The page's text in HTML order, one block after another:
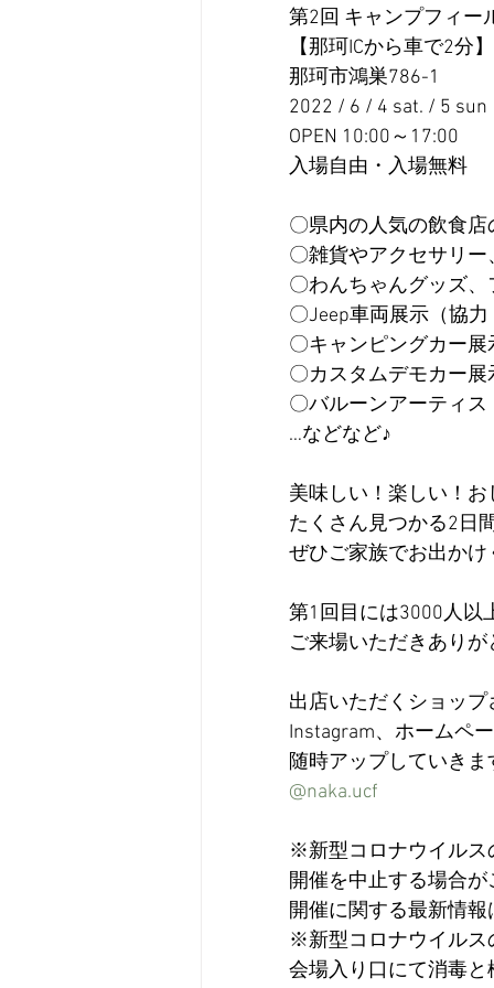
第2回 キャンプフィー
【那珂ICから車で2分
那珂市鴻巣786-1
2022 / 6 / 4 sat. / 5 sun
OPEN 10:00～17:00
入場自由・入場無料
〇県内の人気の飲食
〇雑貨やアクセサリ
〇わんちゃんグッズ
〇Jeep車両展示（協
〇キャンピングカー展
〇カスタムデモカー展
〇バルーンアーティ
…などなど♪
美味しい！楽しい！お
たくさん見つかる2日
ぜひご家族でお出かけ
第1回目には3000人以
ご来場いただきあり
出店いただくショップ
Instagram、ホームペ
随時アップしていき
@naka.ucf
※新型コロナウイルス
開催を中止する場合
開催に関する最新情
※新型コロナウイルス
会場入り口にて消毒